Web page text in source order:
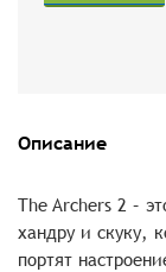
Описание
The Archers 2 –
хандру и скуку,
портят